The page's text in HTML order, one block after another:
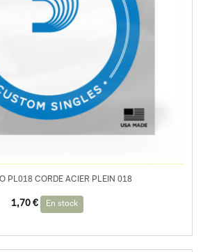
PL018 CORDE ACIER PLEIN 018
1,70 € En stock